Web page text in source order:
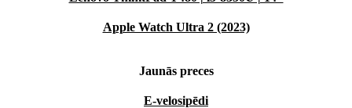
Apple Watch Ultra 2 (2023)
Jaunās preces
E-velosipēdi